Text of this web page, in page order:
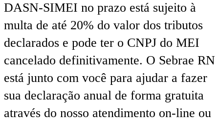
DASN-SIMEI no prazo está sujeito à
multa de até 20% do valor dos tributos
declarados e pode ter o CNPJ do MEI
cancelado definitivamente. O Sebrae RN
está junto com você para ajudar a fazer
sua declaração anual de forma gratuita
através do nosso atendimento on-line ou